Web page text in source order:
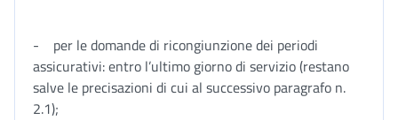
- per le domande di ricongiunzione dei periodi
assicurativi: entro l’ultimo giorno di servizio (restano
salve le precisazioni di cui al successivo paragrafo n.
2.1);